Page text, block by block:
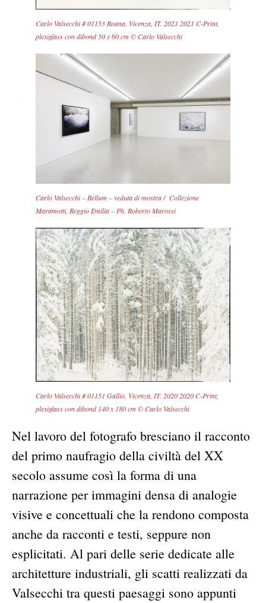
Carlo Valsecchi # 01153 Roana, Vicenza, IT. 2021 2021 C-Print,
plexiglass con dibond 50 x 60 cm © Carlo Valsecchi
Carlo Valsecchi – Bellum –veduta di mostra / Collezione
Maramotti, Reggio Emilia – Ph. Roberto Marossi
Carlo Valsecchi # 01151 Gallio, Vicenza, IT. 2020 2020 C-Print,
plexiglass con dibond 140 x 180 cm © Carlo Valsecchi
Nel lavoro del fotografo bresciano il racconto
del primo naufragio della civiltà del XX
secolo assume così la forma di una
narrazione per immagini densa di analogie
visive e concettuali che la rendono composta
anche da racconti e testi, seppure non
esplicitati. Al pari delle serie dedicate alle
architetture industriali, gli scatti realizzati da
Valsecchi tra questi paesaggi sono appunti